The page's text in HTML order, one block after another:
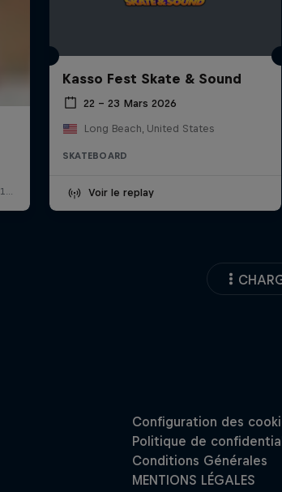
Kasso Fest Skate & Sound
22 – 23 Mars 2026
Long Beach, United States
SKATEBOARD
Voir le replay